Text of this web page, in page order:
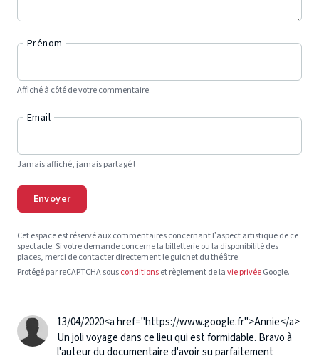
Prénom
Affiché à côté de votre commentaire.
Email
Jamais affiché, jamais partagé !
Envoyer
Cet espace est réservé aux commentaires concernant l’aspect artistique de ce
spectacle. Si votre demande concerne la billetterie ou la disponibilité des
places, merci de contacter directement le guichet du théâtre.
Protégé par reCAPTCHA sousconditionset règlement de lavie privéeGoogle.
13/04/2020<a href="https://www.google.fr">Annie</a>
Un joli voyage dans ce lieu qui est formidable. Bravo à
l'auteur du documentaire d'avoir su parfaitement